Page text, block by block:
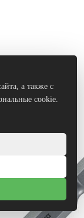
а также с
cookie.